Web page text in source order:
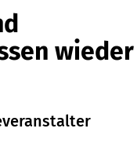
wieder